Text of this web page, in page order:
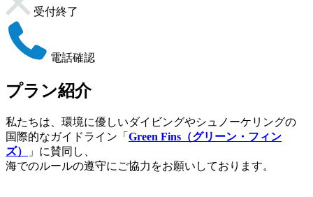
受付終了
電話確認
プラン紹介
私たちは、環境に優しいダイビングやシュノーケリングの
国際的なガイドライン「 Green Fins（グリーン・フィン
ズ）
」に賛同し、
海でのルールの遵守にご協力をお願いしております。